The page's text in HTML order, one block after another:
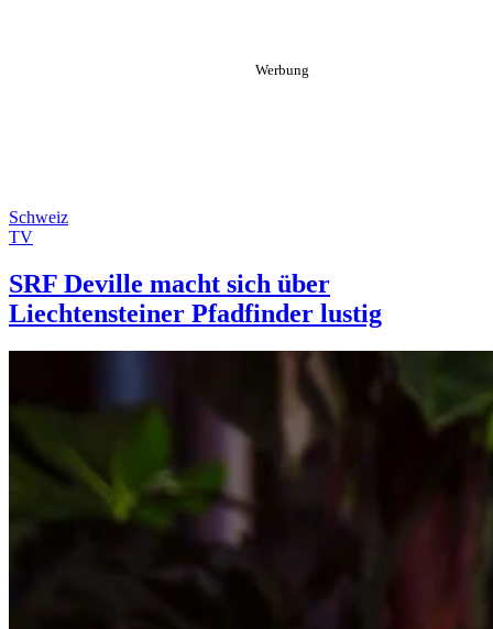
Schweiz
TV
SRF Deville macht sich über
Liechtensteiner Pfadfinder lustig